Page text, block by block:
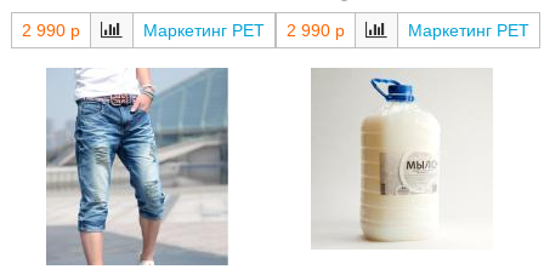
2 990 р Маркетинг РЕТ 2 990 р Маркетинг РЕТ